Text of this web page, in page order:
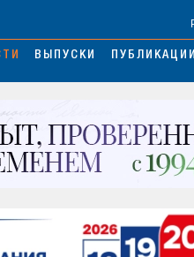
ВЫПУСКИ ПУБЛИКАЦИИ